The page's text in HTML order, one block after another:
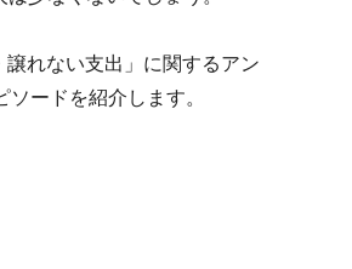
れない支出」に関するアン
ードを紹介します。